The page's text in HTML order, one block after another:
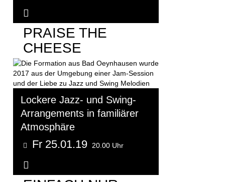
PRAISE THE
CHEESE
Lockere Jazz- und Swing-
Arrangements in familiärer
Atmosphäre
Fr 25.01.19 20.00 Uhr